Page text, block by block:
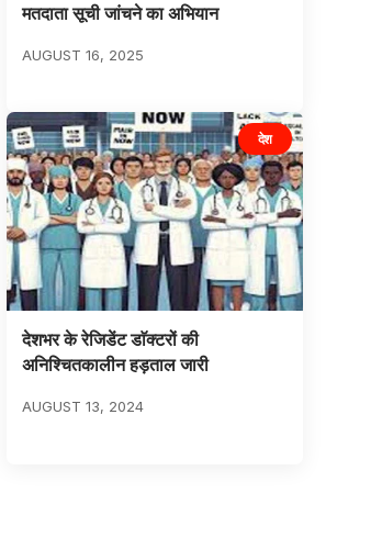
मतदाता सूची जांचने का अभियान
AUGUST 16, 2025
देश
देशभर के रेजिडेंट डाॅक्टरों की
अनिश्चितकालीन हड़ताल जारी
AUGUST 13, 2024